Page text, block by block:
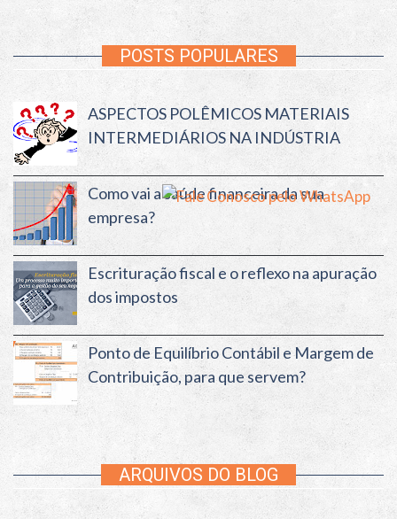
POSTS POPULARES
ASPECTOS POLÊMICOS MATERIAIS
INTERMEDIÁRIOS NA INDÚSTRIA
Como vai a saúde financeira da sua
empresa?
Escrituração fiscal e o reflexo na apuração
dos impostos
Ponto de Equilíbrio Contábil e Margem de
Contribuição, para que servem?
ARQUIVOS DO BLOG